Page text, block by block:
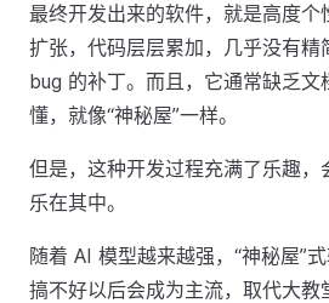
最终开发出来的软件，就是高度个
扩张，代码层层累加，几乎没有精
bug 的补丁。而且，它通常缺乏文
懂，就像“神秘屋”一样。
但是，这种开发过程充满了乐趣，
乐在其中。
随着 AI 模型越来越强，“神秘屋”
搞不好以后会成为主流，取代大教